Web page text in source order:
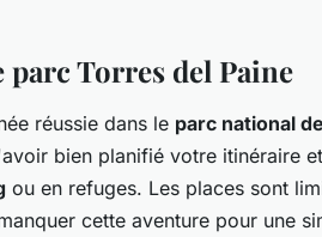
parc Torres del Paine
réussie dans le parc national
bien planifié votre itinéraire
ou en refuges. Les places sont
cette aventure pour une